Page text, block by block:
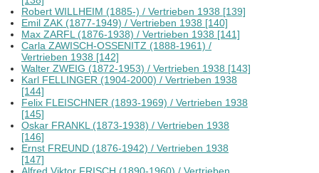
Robert WILLHEIM (1885-) / Vertrieben 1938 [139]
Emil ZAK (1877-1949) / Vertrieben 1938 [140]
Max ZARFL (1876-1938) / Vertrieben 1938 [141]
Carla ZAWISCH-OSSENITZ (1888-1961) /
Vertrieben 1938 [142]
Walter ZWEIG (1872-1953) / Vertrieben 1938 [143]
Karl FELLINGER (1904-2000) / Vertrieben 1938
[144]
Felix FLEISCHNER (1893-1969) / Vertrieben 1938
[145]
Oskar FRANKL (1873-1938) / Vertrieben 1938
[146]
Ernst FREUND (1876-1942) / Vertrieben 1938
[147]